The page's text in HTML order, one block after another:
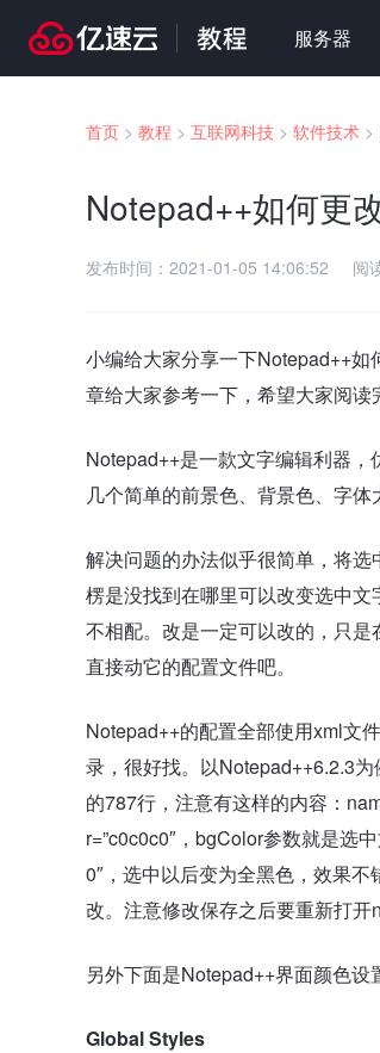
服务器
首页 > 教程 > 互联网科技 > 软件技术 >
Notepad++如何更
发布时间： 2021-01-05 14:06:52 阅
小编给大家分享一下Notepad++
章给大家参考一下，希望大家阅读
Notepad++是一款文字编辑利器
几个简单的前景色、背景色、字体
解决问题的办法似乎很简单，将
楞是没找到在哪里可以改变选中文
不相配。改是一定可以改的，只
直接动它的配置文件吧。
Notepad++的配置全部使用xml文
录，很好找。以Notepad++6.2.3
的787行，注意有这样的内容：
r=”c0c0c0″，bgColor参数就是选
0″，选中以后变为全黑色，效果
改。注意修改保存之后要重新打开
另外下面是Notepad++界面颜色设
Global Styles